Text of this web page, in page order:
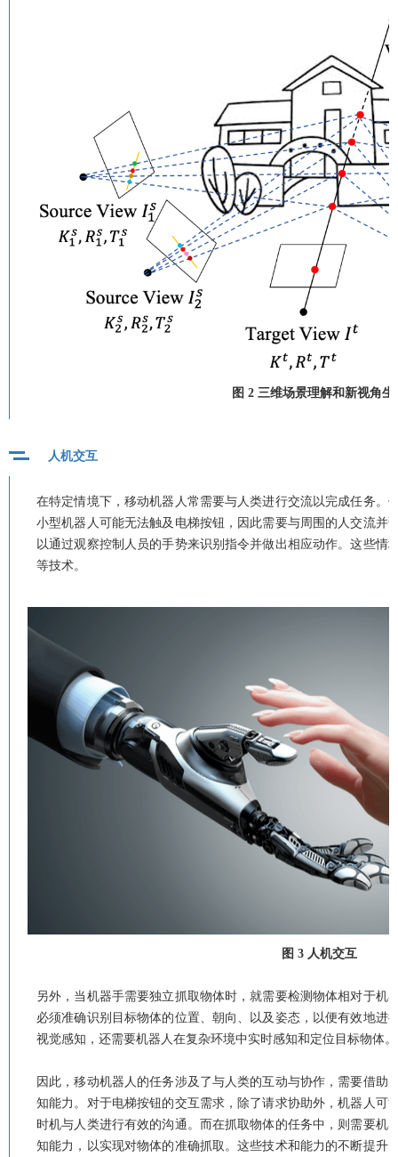
图 2 三维场景理解和新视角生
人机交互
在特定情境下，移动机器人常需要与人类进行交流以完成任务。
小型机器人可能无法触及电梯按钮，因此需要与周围的人交流并
以通过观察控制人员的手势来识别指令并做出相应动作。这些情
等技术。
图 3 人机交互
另外，当机器手需要独立抓取物体时，就需要检测物体相对于机
必须准确识别目标物体的位置、朝向、以及姿态，以便有效地进
视觉感知，还需要机器人在复杂环境中实时感知和定位目标物体。
因此，移动机器人的任务涉及了与人类的互动与协作，需要借助
知能力。对于电梯按钮的交互需求，除了请求协助外，机器人可
时机与人类进行有效的沟通。而在抓取物体的任务中，则需要机
知能力，以实现对物体的准确抓取。这些技术和能力的不断提升